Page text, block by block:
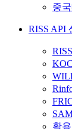
중
RISS API
활